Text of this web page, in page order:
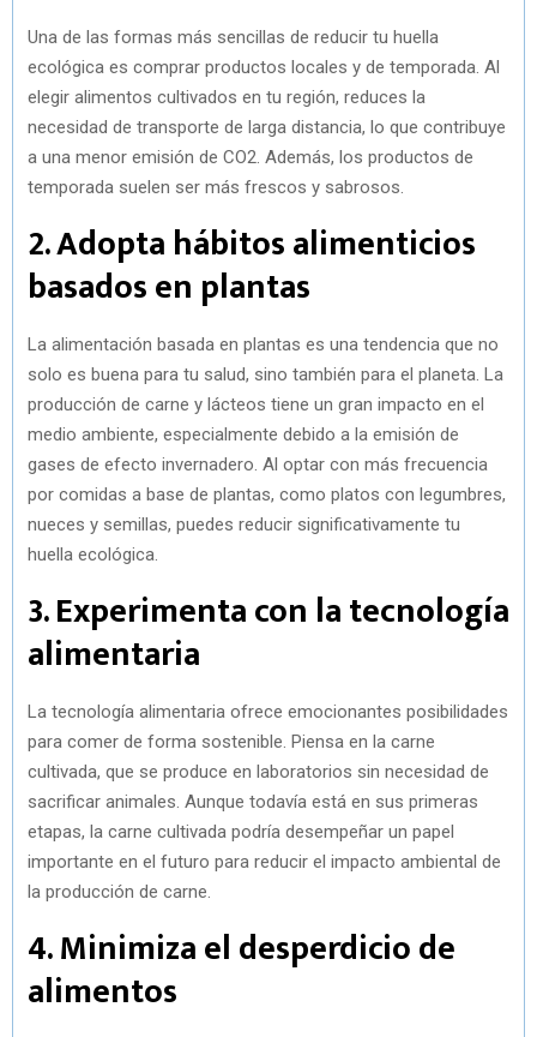
Una de las formas más sencillas de reducir tu huella
ecológica es comprar productos locales y de temporada. Al
elegir alimentos cultivados en tu región, reduces la
necesidad de transporte de larga distancia, lo que contribuye
a una menor emisión de CO2. Además, los productos de
temporada suelen ser más frescos y sabrosos.
2. Adopta hábitos alimenticios
basados en plantas
La alimentación basada en plantas es una tendencia que no
solo es buena para tu salud, sino también para el planeta. La
producción de carne y lácteos tiene un gran impacto en el
medio ambiente, especialmente debido a la emisión de
gases de efecto invernadero. Al optar con más frecuencia
por comidas a base de plantas, como platos con legumbres,
nueces y semillas, puedes reducir significativamente tu
huella ecológica.
3. Experimenta con la tecnología
alimentaria
La tecnología alimentaria ofrece emocionantes posibilidades
para comer de forma sostenible. Piensa en la carne
cultivada, que se produce en laboratorios sin necesidad de
sacrificar animales. Aunque todavía está en sus primeras
etapas, la carne cultivada podría desempeñar un papel
importante en el futuro para reducir el impacto ambiental de
la producción de carne.
4. Minimiza el desperdicio de
alimentos